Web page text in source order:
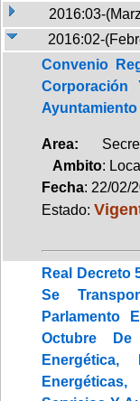
2016:03-
2016:02-
Convenio
Corporación
Ayuntamiento
Area:
Ambito:
Fecha: 22/02/
Estado:
Real Decreto
Se
Parlamento
Octubre